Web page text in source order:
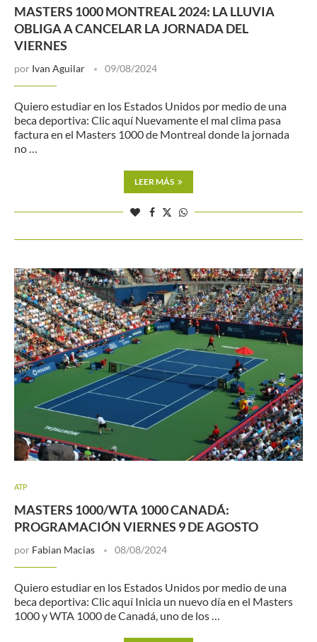
MASTERS 1000 MONTREAL 2024: LA LLUVIA
OBLIGA A CANCELAR LA JORNADA DEL
VIERNES
por Ivan Aguilar 09/08/2024
Quiero estudiar en los Estados Unidos por medio de una
beca deportiva: Clic aquí Nuevamente el mal clima pasa
factura en el Masters 1000 de Montreal donde la jornada
no …
LEER MÁS
ATP
MASTERS 1000/WTA 1000 CANADÁ:
PROGRAMACIÓN VIERNES 9 DE AGOSTO
por Fabian Macias 08/08/2024
Quiero estudiar en los Estados Unidos por medio de una
beca deportiva: Clic aquí Inicia un nuevo día en el Masters
1000 y WTA 1000 de Canadá, uno de los …